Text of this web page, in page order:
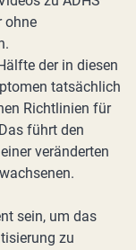
ohne
der in diesen
tatsächlich
Richtlinien für
führt den
veränderten
sein, um das
zu